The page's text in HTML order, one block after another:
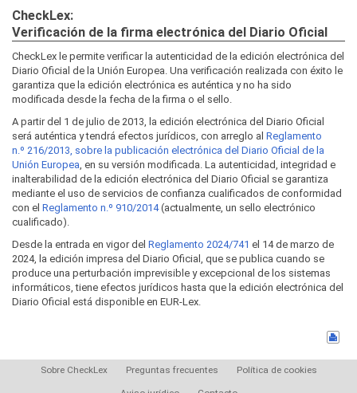
CheckLex:
Verificación de la firma electrónica del Diario Oficial
CheckLex le permite verificar la autenticidad de la edición electrónica del
Diario Oficial de la Unión Europea. Una verificación realizada con éxito le
garantiza que la edición electrónica es auténtica y no ha sido
modificada desde la fecha de la firma o el sello.
A partir del 1 de julio de 2013, la edición electrónica del Diario Oficial
será auténtica y tendrá efectos jurídicos, con arreglo al Reglamento
n.º 216/2013, sobre la publicación electrónica del Diario Oficial de la
Unión Europea, en su versión modificada. La autenticidad, integridad e
inalterabilidad de la edición electrónica del Diario Oficial se garantiza
mediante el uso de servicios de confianza cualificados de conformidad
con el Reglamento n.º 910/2014(actualmente, un sello electrónico
cualificado).
Desde la entrada en vigor del Reglamento 2024/741 el 14 de marzo de
2024, la edición impresa del Diario Oficial, que se publica cuando se
produce una perturbación imprevisible y excepcional de los sistemas
informáticos, tiene efectos jurídicos hasta que la edición electrónica del
Diario Oficial está disponible en EUR-Lex.
Sobre CheckLex Preguntas frecuentes Política de cookies